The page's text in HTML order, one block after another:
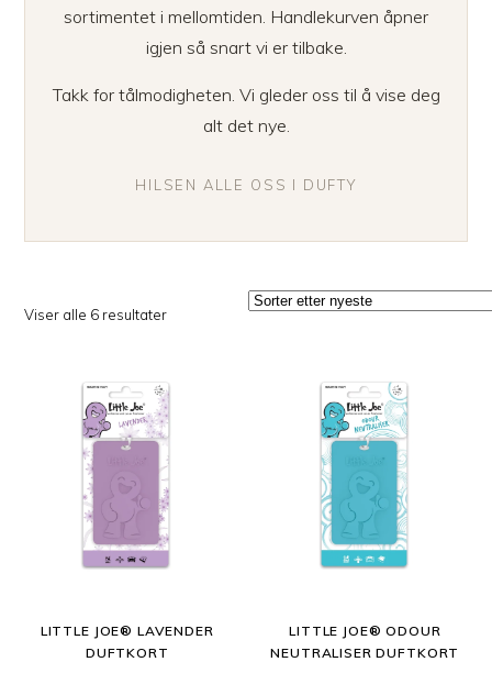
sortimentet i mellomtiden. Handlekurven åpner
igjen så snart vi er tilbake.
Takk for tålmodigheten. Vi gleder oss til å vise deg
alt det nye.
HILSEN ALLE OSS I DUFTY
Viser alle 6 resultaterSortert
siste
LITTLE JOE® LAVENDER
DUFTKORT
LITTLE JOE® ODOUR
NEUTRALISER DUFTKORT